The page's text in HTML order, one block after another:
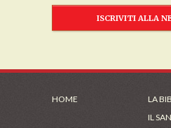
ISCRIVITI ALLA
HOME LA
IL